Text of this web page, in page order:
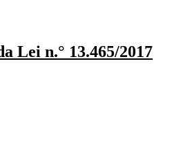
Lei n.° 13.465/2017